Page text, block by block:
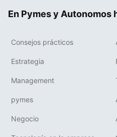
En Pymes y Autonomos
Consejos prácticos
Estrategia
Management
pymes
Negocio